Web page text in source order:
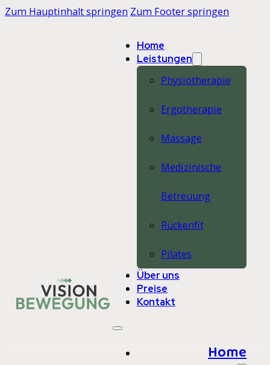
Zum Hauptinhalt springen Zum Footer springen
Home
Leistungen
Physiotherapie
Ergotherapie
Massage
Medizinische
Betreuung
Rückenfit
Pilates
Über uns
Preise
Kontakt
Home